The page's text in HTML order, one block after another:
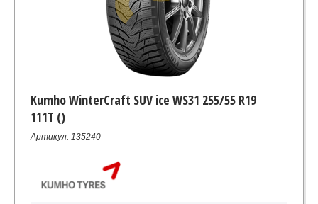
Kumho WinterCraft SUV ice WS31 255/55 R19
111T ()
Артикул: 135240